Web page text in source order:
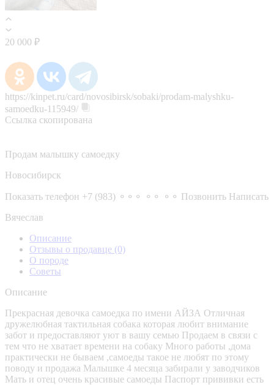
20 000 ₽
https://kinpet.ru/card/novosibirsk/sobaki/prodam-malyshku-
samoedku-115949/
Ссылка скопирована
Продам малышку самоедку
Новосибирск
Показать телефон +7 (983) ⚬⚬⚬ ⚬⚬ ⚬⚬ Позвонить Написать
Вячеслав
Описание
Отзывы о продавце (0)
О породе
Советы
Описание
Прекрасная девочка самоедка по имени АЙЗА Отличная
дружелюбная тактильная собака которая любит внимание
забот и предоставляют уют в вашу семью Продаем в связи с
тем что не хватает времени на собаку Много работы ,дома
практически не бываем ,самоеды такое не любят по этому
поводу и продажа Малышке 4 месяца забирали у заводчиков
Мать и отец очень красивые самоеды Паспорт прививки есть